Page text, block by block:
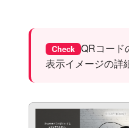
Check QRコード
表示イメージの詳